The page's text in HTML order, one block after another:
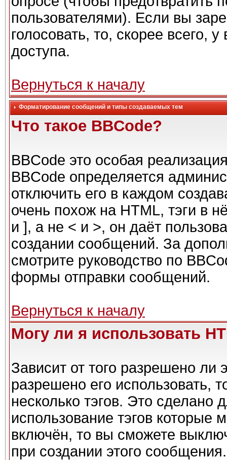
пользователями). Если вы
голосовать, то, скорее всего,
доступа.
Вернуться к началу
Форматирование сообщений и типы создаваемых тем
Что такое BBCode?
BBCode это особая
BBCode определяется
отключить его в каждом
очень похож на HTML, тэги в
и ], а не < и >, он даёт
создании сообщений. За
смотрите руководство по
формы отправки сообщений.
Вернуться к началу
Могу ли я использовать
Зависит от того разрешено ли
разрешено его использовать,
несколько тэгов. Это сделано
использование тэгов которые
включён, то вы сможете
при создании этого сообщения.